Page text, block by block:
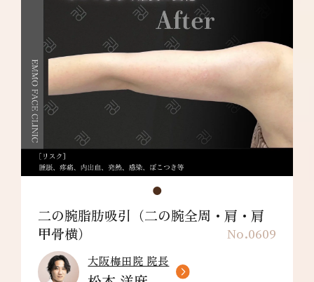
ります。
リスク/副作用：だるさ・熱感・頭痛・蕁麻
疹・痒み・むくみ・発熱・咳・冷や汗・胸痛・
吸引部の皮膚が硬くなる、凹凸になる・効果に
満足できない・施術箇所の知覚の麻痺・鈍さ、
しびれ・皮膚の色素沈着などを生じることがあ
ります。
No.0609
二の腕脂肪吸引（二の腕全周・肩・肩
甲骨横）
大阪梅田院 院長